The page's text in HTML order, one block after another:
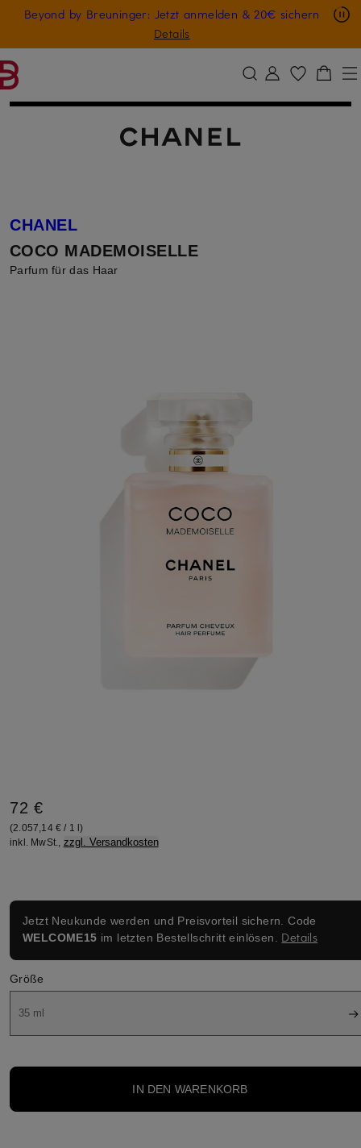
ZUM HAUPTINHALT ÜBERSPRINGEN
Beyond by Breuninger: Jetzt anmelden & 20€ sichern
Details
Nur in der App: -10 € auf digitale Geschenkkarten
GESCHENK20
CHANEL
COCO MADEMOISELLE
Parfum für das Haar
72 €
(2.057,14 € / 1 l)
inkl. MwSt., zzgl. Versandkosten
Jetzt Neukunde werden und Preisvorteil sichern. Code
WELCOME15 im letzten Bestellschritt einlösen. Details
Größe
35 ml
IN DEN WARENKORB